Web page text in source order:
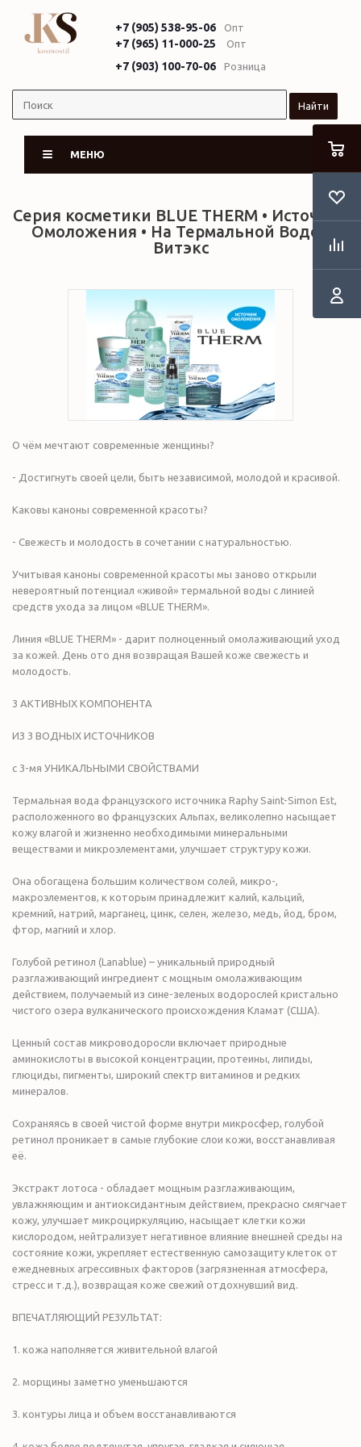
+7 (905) 538-95-06 Опт
+7 (965) 11-000-25 Опт
+7 (903) 100-70-06 Розница
Найти
МЕНЮ
Серия косметики BLUE THERM • Источник
Омоложения • На Термальной Воде •
Витэкс
О чём мечтают современные женщины?
- Достигнуть своей цели, быть независимой, молодой и красивой.
Каковы каноны современной красоты?
- Свежесть и молодость в сочетании с натуральностью.
Учитывая каноны современной красоты мы заново открыли
невероятный потенциал «живой» термальной воды с линией
средств ухода за лицом «BLUE THERM».
Линия «BLUE THERM» - дарит полноценный омолаживающий уход
за кожей. День ото дня возвращая Вашей коже свежесть и
молодость.
3 АКТИВНЫХ КОМПОНЕНТА
ИЗ 3 ВОДНЫХ ИСТОЧНИКОВ
с 3-мя УНИКАЛЬНЫМИ СВОЙСТВАМИ
Термальная вода французского источника Raphy Saint-Simon Est,
расположенного во французских Альпах, великолепно насыщает
кожу влагой и жизненно необходимыми минеральными
веществами и микроэлементами, улучшает структуру кожи.
Она обогащена большим количеством солей, микро-,
макроэлементов, к которым принадлежит калий, кальций,
кремний, натрий, марганец, цинк, селен, железо, медь, йод, бром,
фтор, магний и хлор.
Голубой ретинол (Lanablue) – уникальный природный
разглаживающий ингредиент с мощным омолаживающим
действием, получаемый из сине-зеленых водорослей кристально
чистого озера вулканического происхождения Кламат (США).
Ценный состав микроводоросли включает природные
аминокислоты в высокой концентрации, протеины, липиды,
глюциды, пигменты, широкий спектр витаминов и редких
минералов.
Сохраняясь в своей чистой форме внутри микросфер, голубой
ретинол проникает в самые глубокие слои кожи, восстанавливая
её.
Экстракт лотоса - обладает мощным разглаживающим,
увлажняющим и антиоксидантным действием, прекрасно смягчает
кожу, улучшает микроциркуляцию, насыщает клетки кожи
кислородом, нейтрализует негативное влияние внешней среды на
состояние кожи, укрепляет естественную самозащиту клеток от
ежедневных агрессивных факторов (загрязненная атмосфера,
стресс и т.д.), возвращая коже свежий отдохнувший вид.
ВПЕЧАТЛЯЮЩИЙ РЕЗУЛЬТАТ:
1. кожа наполняется живительной влагой
2. морщины заметно уменьшаются
3. контуры лица и объем восстанавливаются